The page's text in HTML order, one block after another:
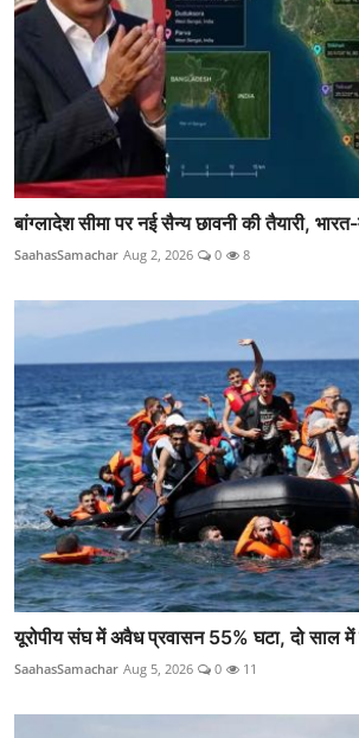
बांग्लादेश सीमा पर नई सैन्य छावनी की तैयारी,
SaahasSamachar Aug 2, 2026 0 8
यूरोपीय संघ में अवैध प्रवासन 55% घटा, दो साल में
SaahasSamachar Aug 5, 2026 0 11